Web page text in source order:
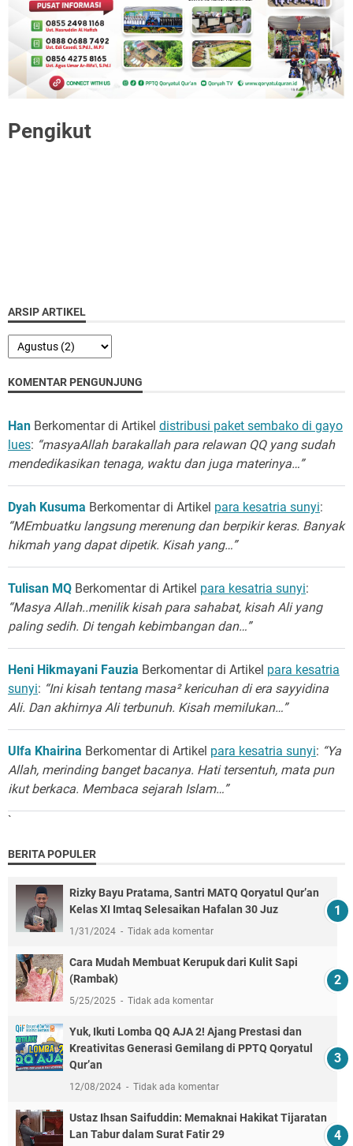
Pengikut
ARSIP ARTIKEL
KOMENTAR PENGUNJUNG
Han Berkomentar di Artikel distribusi paket sembako di gayo
lues: “masyaAllah barakallah para relawan QQ yang sudah
mendedikasikan tenaga, waktu dan juga materinya…”
Dyah Kusuma Berkomentar di Artikel para kesatria sunyi:
“MEmbuatku langsung merenung dan berpikir keras. Banyak
hikmah yang dapat dipetik. Kisah yang…”
Tulisan MQ Berkomentar di Artikel para kesatria sunyi:
“Masya Allah..menilik kisah para sahabat, kisah Ali yang
paling sedih. Di tengah kebimbangan dan…”
Heni Hikmayani Fauzia Berkomentar di Artikel para kesatria
sunyi: “Ini kisah tentang masa² kericuhan di era sayyidina
Ali. Dan akhirnya Ali terbunuh. Kisah memilukan…”
Ulfa Khairina Berkomentar di Artikel para kesatria sunyi: “Ya
Allah, merinding banget bacanya. Hati tersentuh, mata pun
ikut berkaca. Membaca sejarah Islam…”
`
BERITA POPULER
Rizky Bayu Pratama, Santri MATQ Qoryatul Qur’an
Kelas XI Imtaq Selesaikan Hafalan 30 Juz
1/31/2024 Tidak ada komentar
Cara Mudah Membuat Kerupuk dari Kulit Sapi
(Rambak)
5/25/2025 Tidak ada komentar
Yuk, Ikuti Lomba QQ AJA 2! Ajang Prestasi dan
Kreativitas Generasi Gemilang di PPTQ Qoryatul
Qur’an
12/08/2024 Tidak ada komentar
Ustaz Ihsan Saifuddin: Memaknai Hakikat Tijaratan
Lan Tabur dalam Surat Fatir 29